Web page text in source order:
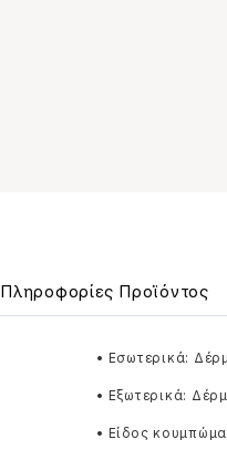
Πληροφορίες Προϊόντος
• Εσωτερικά:
• Εξωτερικά:
• Είδος